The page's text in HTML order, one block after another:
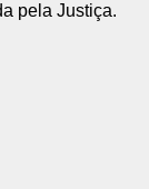
pela Justiça.